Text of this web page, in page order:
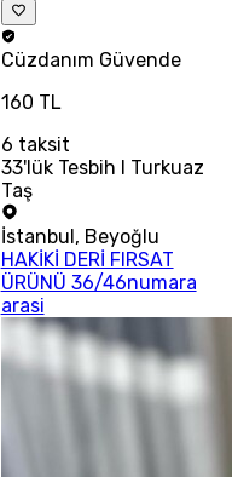
Cüzdanım Güvende
160 TL
6 taksit
33'lük Tesbih I Turkuaz
Taş
İstanbul , Beyoğlu
HAKİKİ DERİ FIRSAT
ÜRÜNÜ 36/46numara
arasi